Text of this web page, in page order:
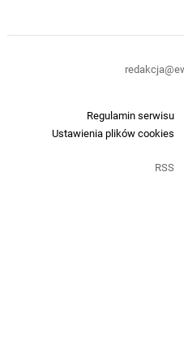
Regulamin serwisu
Ustawienia plików cookies
RSS